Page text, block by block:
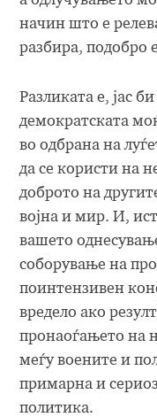
начин што е
разбира, подобро
Разликата е, јас
демократската
во одбрана на
да се користи на
доброто на
војна и мир. И,
вашето
соборување на
поинтензивен
вредело ако
пронаоѓањето на
меѓу воените и
примарна и
политика.